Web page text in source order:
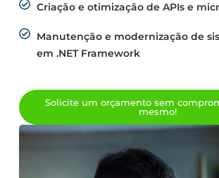
Criação e otimização de APIs e
Manutenção e modernização de
em .NET Framework
Solicite um orçamento sem
mesmo!